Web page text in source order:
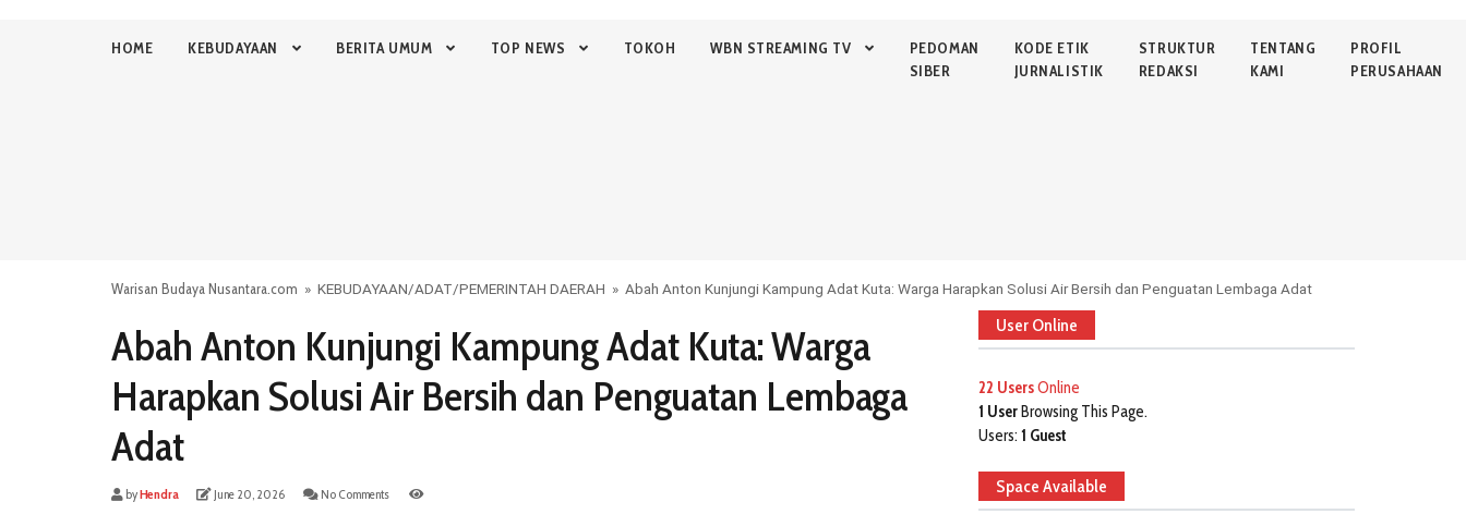
HOME KEBUDAYAAN BERITA UMUM TOP NEWS TOKOH WBN STREAMING TV
PEDOMAN
SIBER
KODE ETIK
JURNALISTIK
STRUKTUR
REDAKSI
TENTANG
KAMI
PROFIL
PERUSAHAAN
Warisan Budaya Nusantara.com » KEBUDAYAAN/ADAT/PEMERINTAH DAERAH » Abah Anton Kunjungi Kampung Adat Kuta: Warga Harapkan Solusi Air Bersih dan Penguatan Lembaga Adat
Abah Anton Kunjungi Kampung Adat Kuta: Warga
Harapkan Solusi Air Bersih dan Penguatan Lembaga
Adat
byHendra June 20, 2026 No Comments
User Online
22 UsersOnline
1 UserBrowsing This Page.
Users: 1 Guest
Space Available